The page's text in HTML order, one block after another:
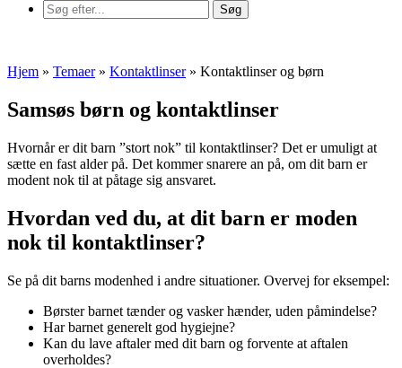
Hjem » Temaer» Kontaktlinser» Kontaktlinser og børn
Samsøs børn og kontaktlinser
Hvornår er dit barn ”stort nok” til kontaktlinser? Det er umuligt at
sætte en fast alder på. Det kommer snarere an på, om dit barn er
modent nok til at påtage sig ansvaret.
Hvordan ved du, at dit barn er moden
nok til kontaktlinser?
Se på dit barns modenhed i andre situationer. Overvej for eksempel:
Børster barnet tænder og vasker hænder, uden påmindelse?
Har barnet generelt god hygiejne?
Kan du lave aftaler med dit barn og forvente at aftalen
overholdes?